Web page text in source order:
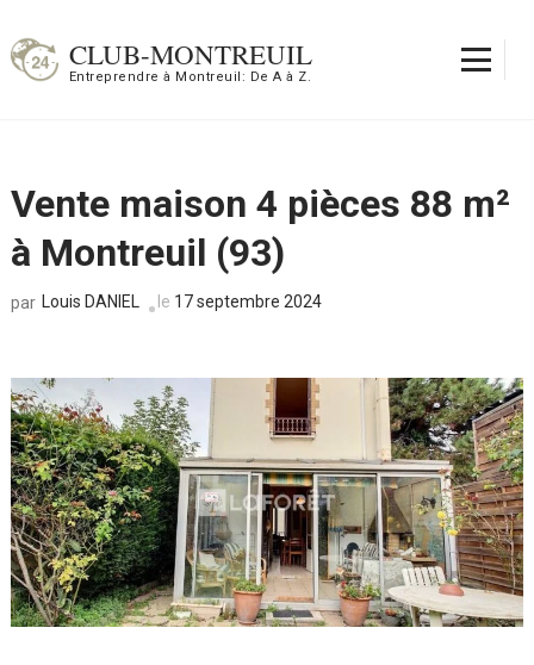
au
contenu
CLUB-MONTREUIL
Entreprendre à Montreuil: De A à Z.
Vente maison 4 pièces 88 m²
à Montreuil (93)
par Louis DANIEL le 17 septembre 2024